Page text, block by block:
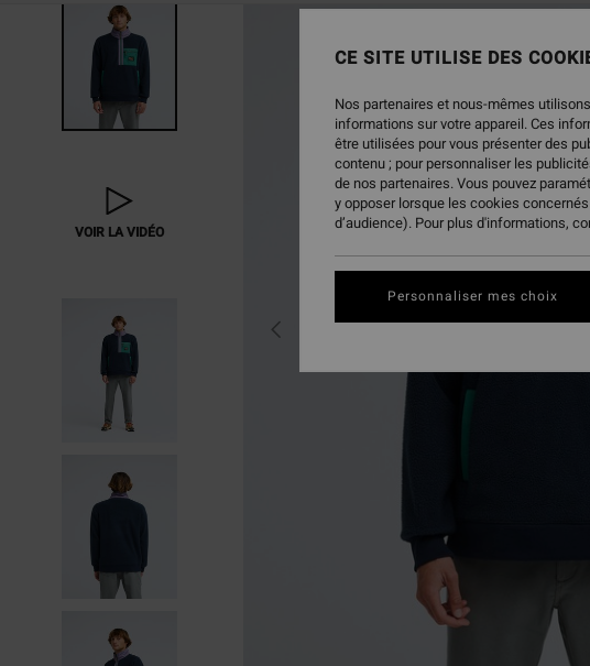
VOIR LA VIDÉO
CE SITE UTILISE DES
Nos partenaires et nous-mêmes
informations sur votre appareil. Ces
être utilisées pour vous présenter des
contenu ; pour personnaliser les
de nos partenaires. Vous pouvez
y opposer lorsque les cookies
d’audience). Pour plus d'informations,
Personnaliser mes choix